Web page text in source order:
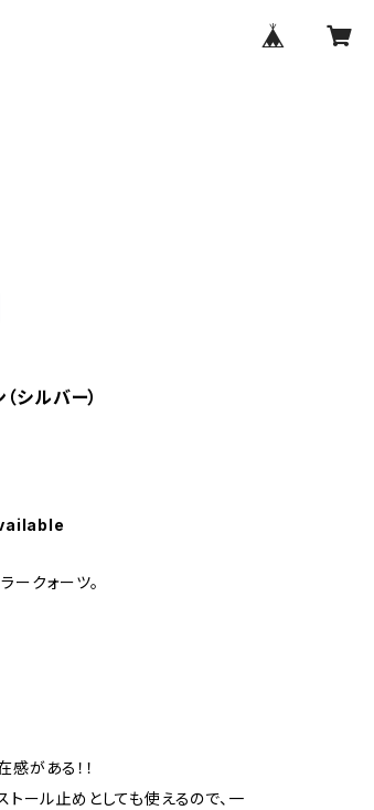
シルバー）
ークォーツ。
がある！！
トール止めとしても使えるので、一